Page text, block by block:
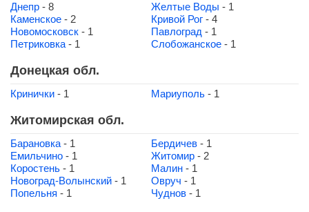
Днепр - 8 Желтые Воды - 1
Каменское - 2 Кривой Рог - 4
Новомосковск - 1 Павлоград - 1
Петриковка - 1 Слобожанское - 1
Донецкая обл.
Кринички - 1 Мариуполь - 1
Житомирская обл.
Барановка - 1 Бердичев - 1
Емильчино - 1 Житомир - 2
Коростень - 1 Малин - 1
Новоград-Волынский - 1 Овруч - 1
Попельня - 1 Чуднов - 1